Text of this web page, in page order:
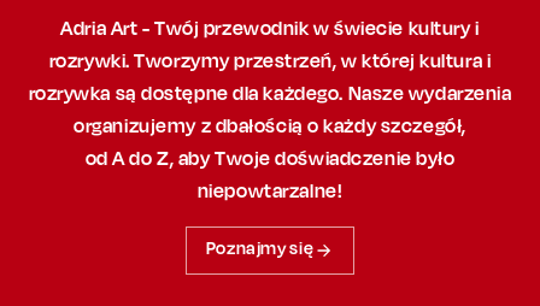
Adria Art - Twój przewodnik w świecie kultury i
rozrywki. Tworzymy przestrzeń,w której kultura i
rozrywka są dostępne dla każdego. Nasze wydarzenia
organizujemy z dbałością o każdy szczegół,
od A do Z, abyTwoje doświadczenie było
niepowtarzalne!
Poznajmy się